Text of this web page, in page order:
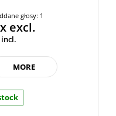
głosy: 1
excl.
MORE